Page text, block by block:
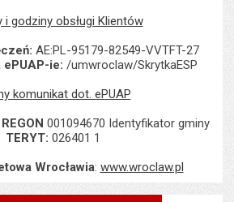
i godziny obsługi Klientów
AE:PL-95179-82549-VVTFT-27
ePUAP-ie: /umwroclaw/SkrytkaESP
komunikat dot. ePUAP
REGON 001094670 Identyfikator gminy
TERYT: 026401 1
Wrocławia: www.wroclaw.pl